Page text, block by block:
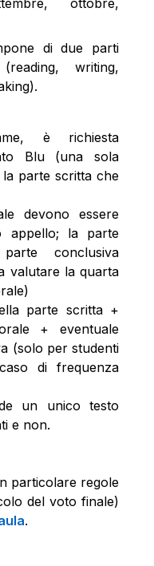
ottobre,
di due parti
writing,
è richiesta
Blu (una sola
parte scritta che
devono essere
appello; la parte
conclusiva
valutare la quarta
parte scritta +
+ eventuale
(solo per studenti
di frequenza
un unico testo
e non.
particolare regole
del voto finale)
.